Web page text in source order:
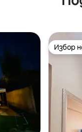
Избор
Избор